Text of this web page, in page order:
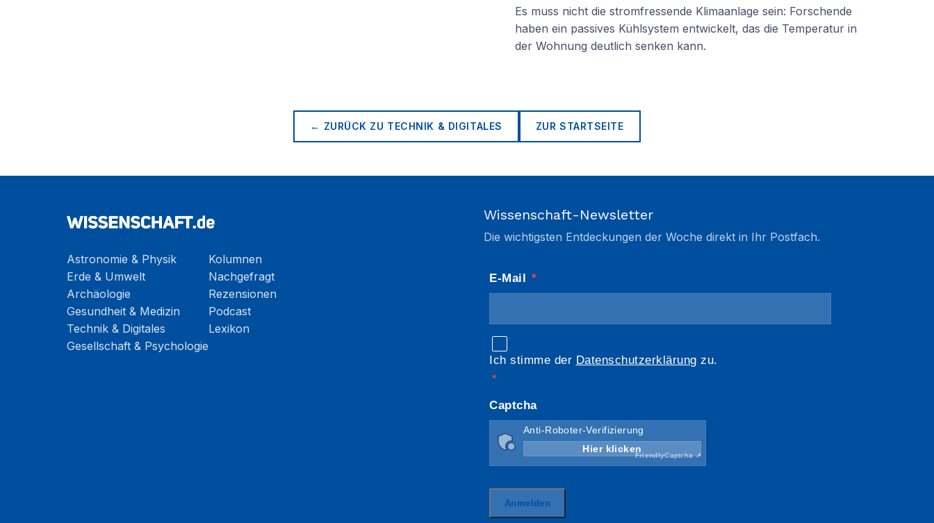
Es muss nicht die stromfressende Klimaanlage sein: Forschende
haben ein passives Kühlsystem entwickelt, das die Temperatur in
der Wohnung deutlich senken kann.
← ZURÜCK ZU TECHNIK & DIGITALES ZUR STARTSEITE
Astronomie & Physik
Erde & Umwelt
Archäologie
Gesundheit & Medizin
Technik & Digitales
Gesellschaft & Psychologie
Kolumnen
Nachgefragt
Rezensionen
Podcast
Lexikon
Wissenschaft-Newsletter
Die wichtigsten Entdeckungen der Woche direkt in Ihr Postfach.